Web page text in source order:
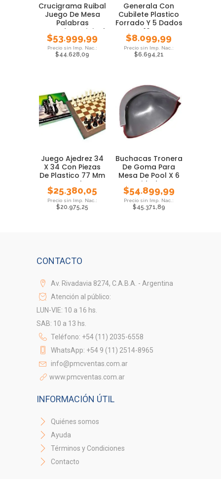
Crucigrama Ruibal
Juego De Mesa
Palabras
Cruzadas Original
$53.999,99
$44.628,09
Generala Con
Cubilete Plastico
Forrado Y 5 Dados
De 16 Mm
$8.099,99
$6.694,21
Juego Ajedrez 34
X 34 Con Piezas
De Plastico 77 Mm
Local
$25.380,05
$20.975,25
Buchacas Tronera
De Goma Para
Mesa De Pool X 6
Unidades
$54.899,99
$45.371,89
CONTACTO
Av. Rivadavia 8274, C.A.B.A. - Argentina
Atención al público:
LUN-VIE: 10 a 16 hs.
SAB: 10 a 13 hs.
Teléfono: +54 (11) 2035-6558
WhatsApp: +54 9 (11) 2514-8965
info@pmcventas.com.ar
www.pmcventas.com.ar
INFORMACIÓN ÚTIL
Quiénes somos
Ayuda
Términos y Condiciones
Contacto